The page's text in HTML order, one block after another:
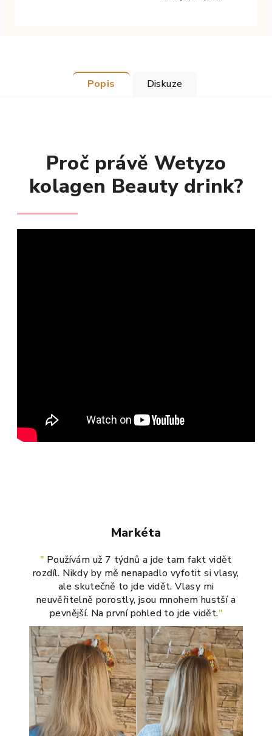
Popis Diskuze
Proč právě Wetyzo
kolagen Beauty drink?
Markéta
" Používám už 7 týdnů a jde tam fakt vidět
rozdíl. Nikdy by mě nenapadlo vyfotit si vlasy,
ale skutečně to jde vidět. Vlasy mi
neuvěřitelně porostly, jsou mnohem hustší a
pevnější. Na první pohled to jde vidět."